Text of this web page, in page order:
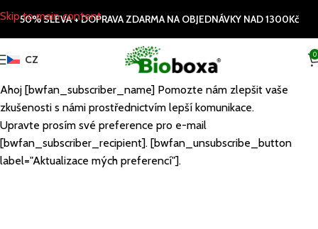
Skip to main content
50% SLEVA + DOPRAVA ZDARMA NA OBJEDNÁVKY NAD 1300Kč
CZ 0
Ahoj [bwfan_subscriber_name] Pomozte nám zlepšit vaše
zkušenosti s námi prostřednictvím lepší komunikace.
Upravte prosím své preference pro e-mail
[bwfan_subscriber_recipient]. [bwfan_unsubscribe_button
label="Aktualizace mých preferencí"].